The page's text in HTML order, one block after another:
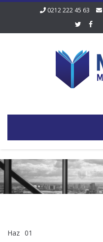
0212 222 45 63
Haz 01